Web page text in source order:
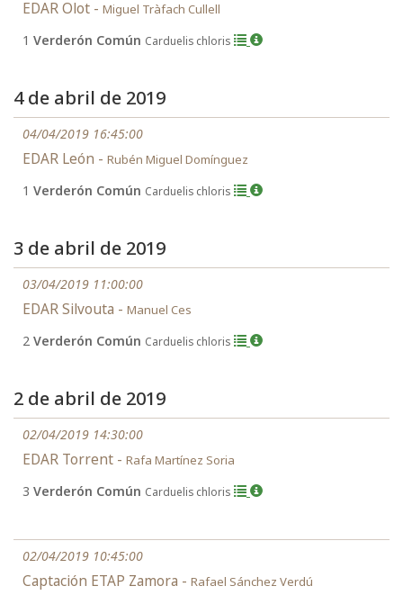
EDAR Olot - Miguel Tràfach Cullell
1 Verderón Común Carduelis chloris
4 de abril de 2019
04/04/2019 16:45:00
EDAR León - Rubén Miguel Domínguez
1 Verderón Común Carduelis chloris
3 de abril de 2019
03/04/2019 11:00:00
EDAR Silvouta - Manuel Ces
2 Verderón Común Carduelis chloris
2 de abril de 2019
02/04/2019 14:30:00
EDAR Torrent - Rafa Martínez Soria
3 Verderón Común Carduelis chloris
02/04/2019 10:45:00
Captación ETAP Zamora - Rafael Sánchez Verdú